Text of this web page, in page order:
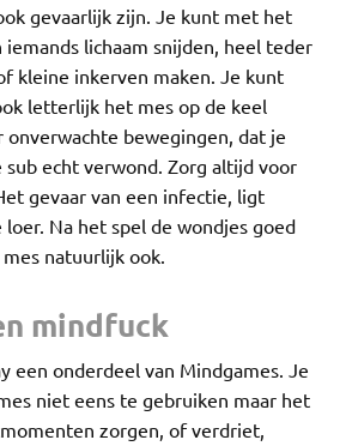
gevaarlijk zijn. Je kunt met het
iemands lichaam snijden, heel teder
kleine inkerven maken. Je kunt
letterlijk het mes op de keel
onverwachte bewegingen, dat je
echt verwond. Zorg altijd voor
gevaar van een infectie, ligt
Na het spel de wondjes goed
natuurlijk ook.
mindfuck
een onderdeel van Mindgames. Je
niet eens te gebruiken maar het
zorgen, of verdriet,